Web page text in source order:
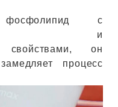
с
и
свойствами, он
процесс